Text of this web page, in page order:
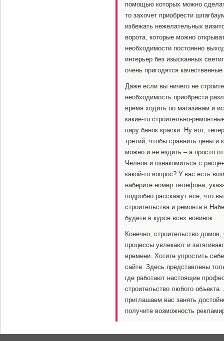
помощью которых можно
то захочет приобрести
избежать нежелательных
ворота, которые можно
необходимости постоянно
интерьер без изысканных
очень пригодятся
Даже если вы ничего не
необходимость приобрести
время ходить по магазинам и
какие-то строительно-
пару банок краски. Ну вот,
третий, чтобы сравнить цены
можно и не ездить – а просто
Челнов и ознакомиться с
какой-то вопрос? У вас есть
наберите номер телефона,
подробно расскажут все, что
строительства и ремонта в
будете в курсе всех новинок.
Конечно, строительство
процессы увлекают и
времени. Хотите упростить
сайте. Здесь представлены
где работают настоящие
строительство любого
приглашаем вас занять
получите возможность